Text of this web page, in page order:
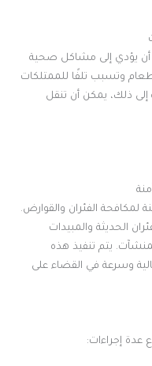
أن يؤدي إلى مشاكل صحية
وتسبب تلفًا للممتلكات
ذلك، يمكن أن تنقل
الفئران والقوارض.
الحديثة والمبيدات
يتم تنفيذ هذه
وسرعة في القضاء على
عدة إجراءات: